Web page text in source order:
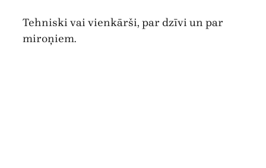
Tehniski vai vienkārši, par dzīvi un par
miroņiem.